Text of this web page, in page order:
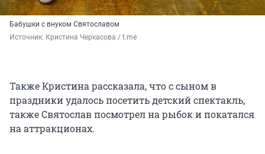
Бабушки с внуком Святославом
Источник: Кристина Черкасова / t.me
Также Кристина рассказала, что с сыном в
праздники удалось посетить детский спектакль,
также Святослав посмотрел на рыбок и покатался
на аттракционах.